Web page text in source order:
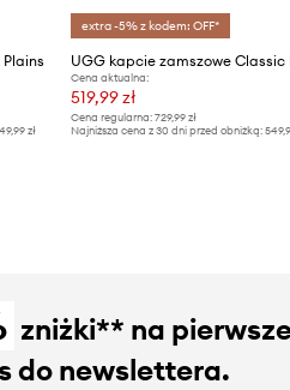
zł
extra -5% z kodem: OFF*
UGG kapcie zamszowe Classic
Cena aktualna:
519,99 zł
Cena regularna:729,99 zł
Najniższa cena z 30 dni przed obniżką:
zniżki** na
do newslettera.